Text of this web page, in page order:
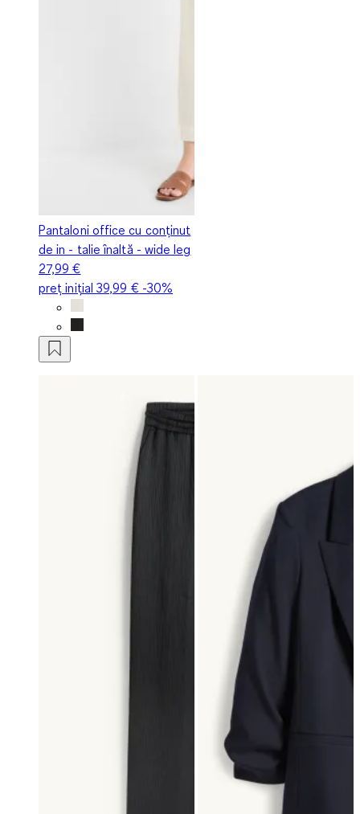
Pantaloni office cu conținut
de in - talie înaltă - wide leg
27,99 €
preț inițial39,99 €-30%